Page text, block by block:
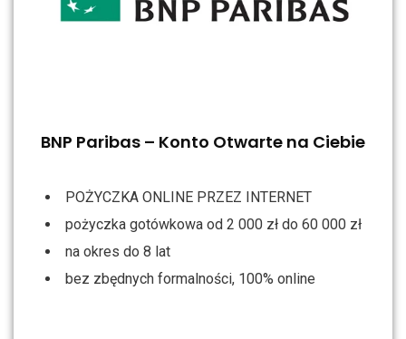
BNP Paribas – Konto Otwarte na Ciebie
POŻYCZKA ONLINE PRZEZ INTERNET
pożyczka gotówkowa od 2 000 zł do 60 000 zł
na okres do 8 lat
bez zbędnych formalności, 100% online